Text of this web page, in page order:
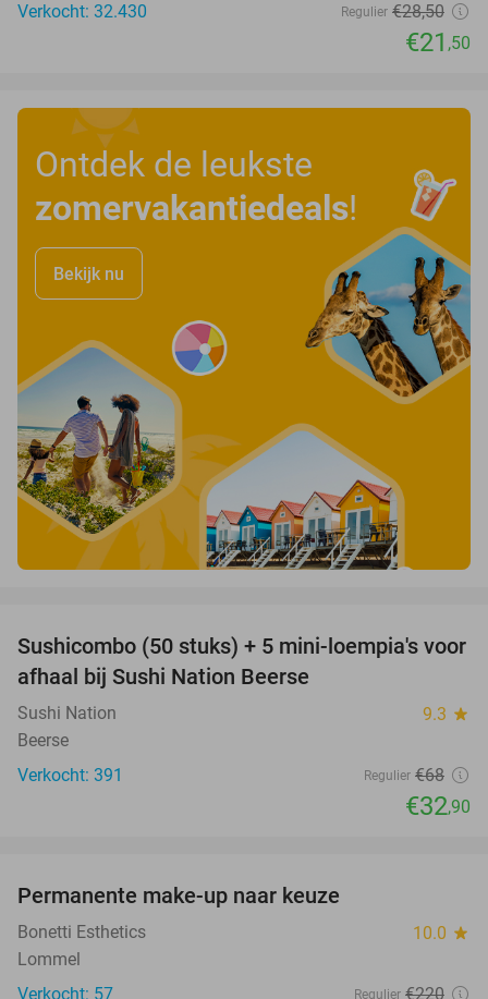
Verkocht: 32.430
Regulier €28,50
€21 ,50
Ontdek de leukste
zomervakantiedeals!
Bekijk nu
52%
Sushicombo (50 stuks) + 5 mini-loempia's voor
afhaal bij Sushi Nation Beerse
Sushi Nation 9.3 star
Beerse
Verkocht: 391
Regulier €68
€32,90
Permanente make-up naar keuze
Bonetti Esthetics 10.0 star
Lommel
Verkocht: 57
Regulier €220